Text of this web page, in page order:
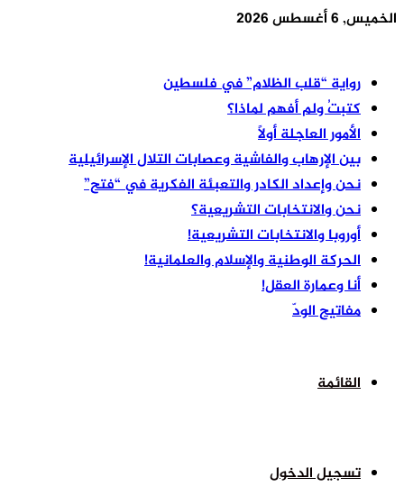
الخميس, 6 أغسطس 2026
رواية “قلب الظلام” في فلسطين
كتبتُ ولم أفهم لماذا؟
الأمور العاجلة أولًا
بين الإرهاب والفاشية وعصابات التلال الإسرائيلية
نحن وإعداد الكادر والتعبئة الفكرية في “فتح”
نحن والانتخابات التشريعية؟
أوروبا والانتخابات التشريعية!
الحركة الوطنية والإسلام والعلمانية!
أنا وعمارة العقل!
مفاتيح الودّ
القائمة
تسجيل الدخول